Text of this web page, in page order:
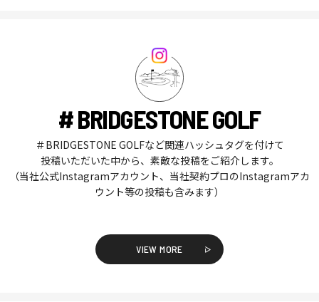
# BRIDGESTONE GOLF
＃BRIDGESTONE GOLFなど関連ハッシュタグを付けて
投稿いただいた中から、素敵な投稿をご紹介します。
（当社公式Instagramアカウント、当社契約プロのInstagramアカ
ウント等の投稿も含みます）
VIEW MORE